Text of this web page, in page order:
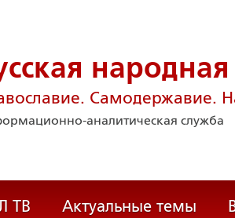
Самодержавие.
аналитическая служба
ТВ Актуальные темы